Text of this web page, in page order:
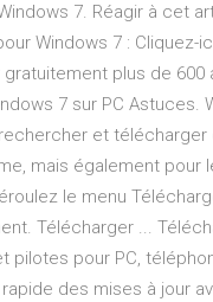
7. Réagir à cet
Windows 7 : Cliquez-
plus de 600
7 sur PC Astuces.
et télécharger
mais également pour
le menu
Télécharger ...
pilotes pour PC,
des mises à jour